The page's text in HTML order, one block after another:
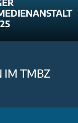
IM TMBZ